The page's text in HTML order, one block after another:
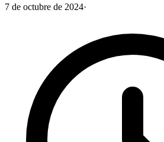
7 de octubre de 2024·